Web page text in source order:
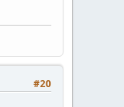
#20